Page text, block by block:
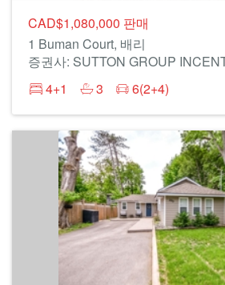
CAD$1,080,000 판매
1 Buman Court, 배리
증권사: SUTTON GROUP
4+1
3 6(2+4)